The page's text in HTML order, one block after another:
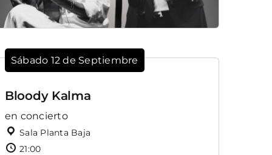
Sábado 12 de Septiembre
Bloody Kalma
en concierto
Sala Planta Baja
21:00